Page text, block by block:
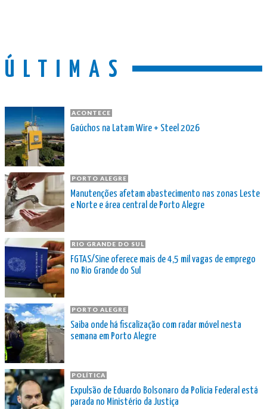
ÚLTIMAS
ACONTECE
Gaúchos na Latam Wire + Steel 2026
PORTO ALEGRE
Manutenções afetam abastecimento nas zonas Leste
e Norte e área central de Porto Alegre
RIO GRANDE DO SUL
FGTAS/Sine oferece mais de 4,5 mil vagas de emprego
no Rio Grande do Sul
PORTO ALEGRE
Saiba onde há fiscalização com radar móvel nesta
semana em Porto Alegre
POLÍTICA
Expulsão de Eduardo Bolsonaro da Polícia Federal está
parada no Ministério da Justiça